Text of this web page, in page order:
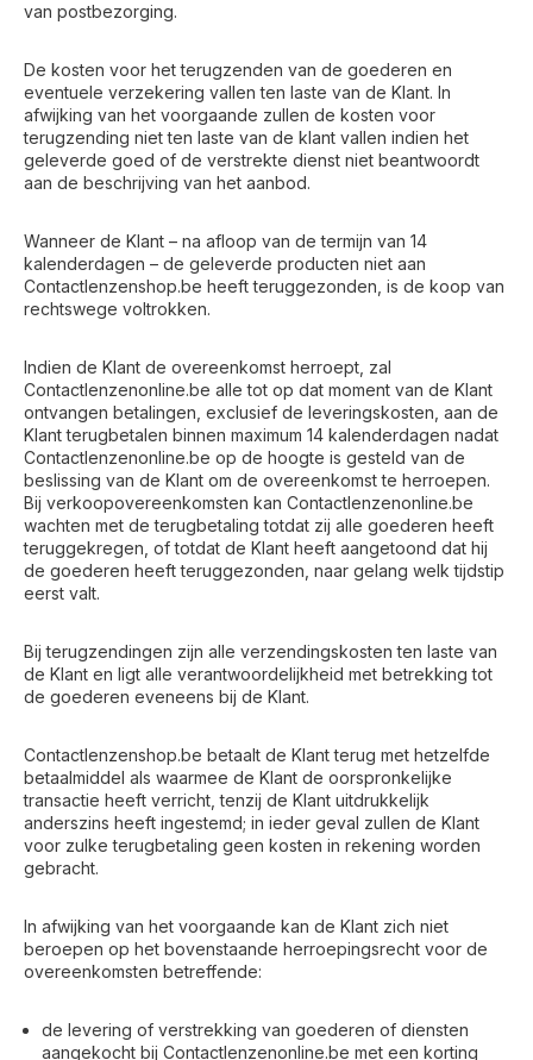
van postbezorging.
De kosten voor het terugzenden van de goederen en
eventuele verzekering vallen ten laste van de Klant. In
afwijking van het voorgaande zullen de kosten voor
terugzending niet ten laste van de klant vallen indien het
geleverde goed of de verstrekte dienst niet beantwoordt
aan de beschrijving van het aanbod.
Wanneer de Klant – na afloop van de termijn van 14
kalenderdagen – de geleverde producten niet aan
Contactlenzenshop.be heeft teruggezonden, is de koop van
rechtswege voltrokken.
Indien de Klant de overeenkomst herroept, zal
Contactlenzenonline.be alle tot op dat moment van de Klant
ontvangen betalingen, exclusief de leveringskosten, aan de
Klant terugbetalen binnen maximum 14 kalenderdagen nadat
Contactlenzenonline.be op de hoogte is gesteld van de
beslissing van de Klant om de overeenkomst te herroepen.
Bij verkoopovereenkomsten kan Contactlenzenonline.be
wachten met de terugbetaling totdat zij alle goederen heeft
teruggekregen, of totdat de Klant heeft aangetoond dat hij
de goederen heeft teruggezonden, naar gelang welk tijdstip
eerst valt.
Bij terugzendingen zijn alle verzendingskosten ten laste van
de Klant en ligt alle verantwoordelijkheid met betrekking tot
de goederen eveneens bij de Klant.
Contactlenzenshop.be betaalt de Klant terug met hetzelfde
betaalmiddel als waarmee de Klant de oorspronkelijke
transactie heeft verricht, tenzij de Klant uitdrukkelijk
anderszins heeft ingestemd; in ieder geval zullen de Klant
voor zulke terugbetaling geen kosten in rekening worden
gebracht.
In afwijking van het voorgaande kan de Klant zich niet
beroepen op het bovenstaande herroepingsrecht voor de
overeenkomsten betreffende:
de levering of verstrekking van goederen of diensten
aangekocht bij Contactlenzenonline.be met een korting